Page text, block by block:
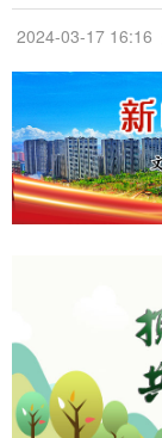
2024-03-17 16:16